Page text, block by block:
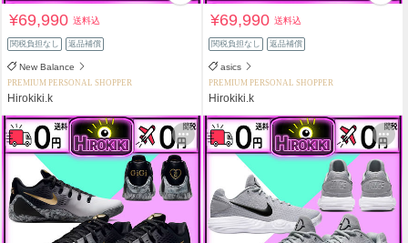
¥69,990送料込
関税負担なし 返品補償
New Balance
PREMIUM PERSONAL SHOPPER
Hirokiki.k
¥69,990送料込
関税負担なし 返品補償
asics
PREMIUM PERSONAL SHOPPER
Hirokiki.k